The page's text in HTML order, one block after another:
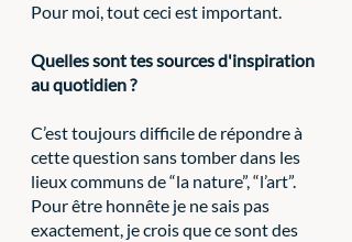
Pour moi, tout ceci est important.
Quelles sont tes sources d'inspiration
au quotidien ?
C’est toujours difficile de répondre à
cette question sans tomber dans les
lieux communs de “la nature”, “l’art”.
Pour être honnête je ne sais pas
exactement, je crois que ce sont des